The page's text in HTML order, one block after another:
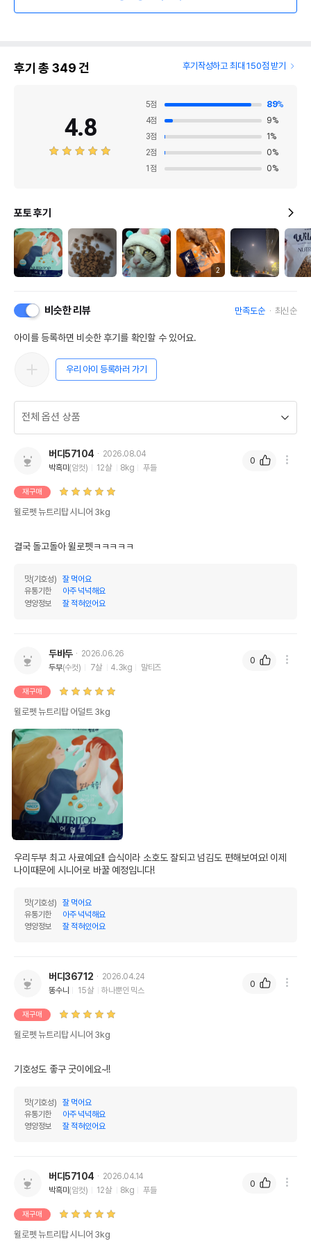
후기 총 349건 후기작성하고 최대 150점 받기
4.8
5점 89%
4점 9%
3점 1%
2점 0%
1 점 0%
포토 후기
2
비슷한 리뷰 만족도순 최신순
아이를 등록하면 비슷한 후기를 확인할 수 있어요.
우리 아이 등록하러 가기
버디57104
2026.08.04
박흑미(암컷) 12살 8kg 푸들
재구매
윌로펫 뉴트리탑 시니어 3kg
결국 돌고돌아 윌로펫ㅋㅋㅋㅋㅋ
맛(기호성)
잘 먹어요
유통기한
아주 넉넉해요
영양정보
잘 적혀있어요
0
두바두
2026.06.26
두부(수컷) 7살 4.3kg 말티즈
재구매
윌로펫 뉴트리탑 어덜트 3kg
우리두부 최고 사료예요!! 습식이라 소호도 잘되고 넘김도 편해보여요! 이제
나이때문에 시니어로 바꿀 예정입니다!
맛(기호성)
잘 먹어요
유통기한
아주 넉넉해요
영양정보
잘 적혀있어요
0
버디36712
2026.04.24
똥수니
15살 하나뿐인 믹스
재구매
윌로펫 뉴트리탑 시니어 3kg
기호성도 좋구 굿이에요~!!
맛(기호성)
잘 먹어요
유통기한
아주 넉넉해요
영양정보
잘 적혀있어요
0
버디57104
2026.04.14
박흑미 (암컷) 12살 8kg 푸들
재구매
윌로펫 뉴트리탑 시니어 3kg
0